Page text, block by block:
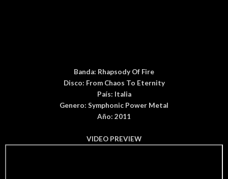
Banda: Rhapsody Of Fire
Disco: From Chaos To Eternity
País: Italia
Genero: Symphonic Power Metal
Año: 2011
VIDEO PREVIEW